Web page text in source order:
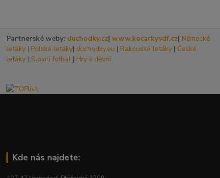
Partnerské weby: duchodky.cz|www.kocarkyvdf.cz| Německé
letáky | Polské letáky| duchodky.eu | Rakouské letáky | České
letáky | Slovní fotbal | Hry s dětmi
Kde nás najdete: